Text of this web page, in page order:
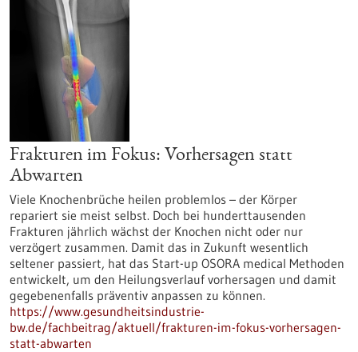
Frakturen im Fokus: Vorhersagen statt
Abwarten
Viele Knochenbrüche heilen problemlos – der Körper
repariert sie meist selbst. Doch bei hunderttausenden
Frakturen jährlich wächst der Knochen nicht oder nur
verzögert zusammen. Damit das in Zukunft wesentlich
seltener passiert, hat das Start-up OSORA medical Methoden
entwickelt, um den Heilungsverlauf vorhersagen und damit
gegebenenfalls präventiv anpassen zu können.
https://www.gesundheitsindustrie-
bw.de/fachbeitrag/aktuell/frakturen-im-fokus-vorhersagen-
statt-abwarten